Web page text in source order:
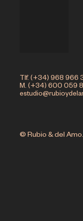
Tlf. (+34) 968 966
M. (+34) 600 059
© Rubio & del